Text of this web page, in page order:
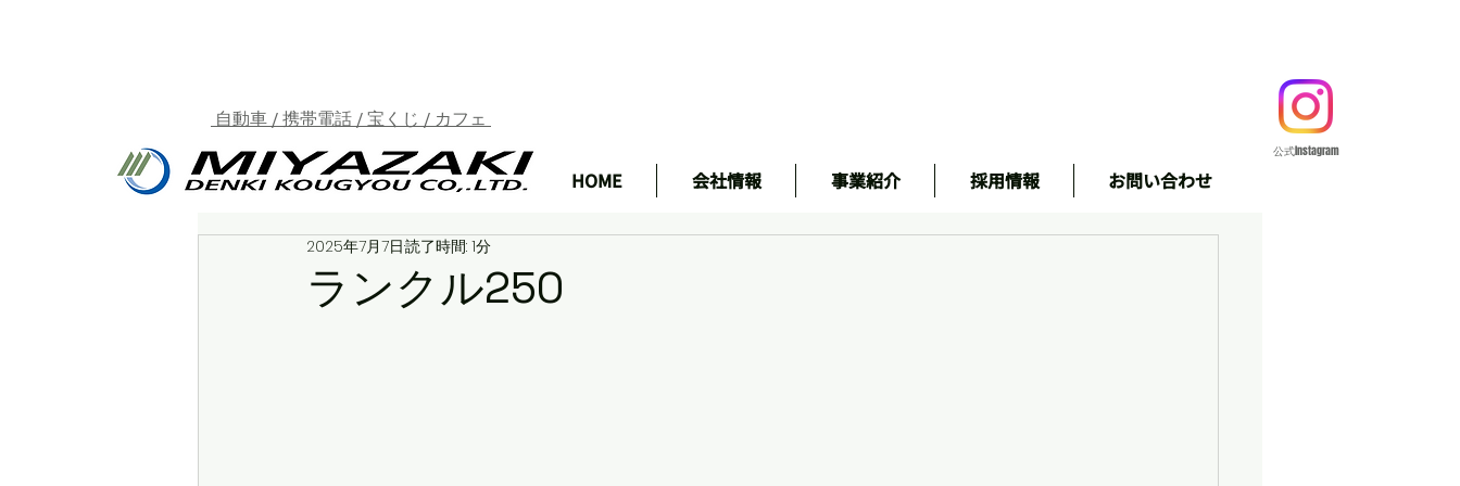
自動車 / 携帯電話 / 宝くじ / カフェ
HOME 会社情報 事業紹介 採用情報 お問い合わせ
公式Instagram
ランクル250
2025年7月7日読了時間: 1分